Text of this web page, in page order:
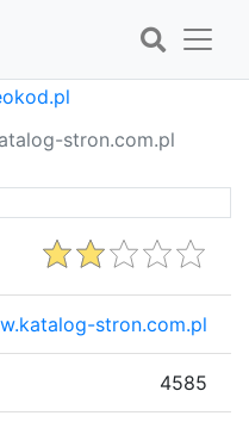
stron.com.pl
stron.com.pl
4585